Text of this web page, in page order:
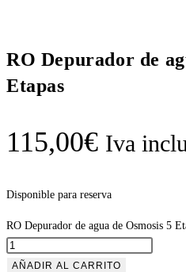
RO Depurador de
Etapas
115,00€ Iva
Disponible para reserva
RO Depurador de agua de Osmosis 5
AÑADIR AL CARRITO